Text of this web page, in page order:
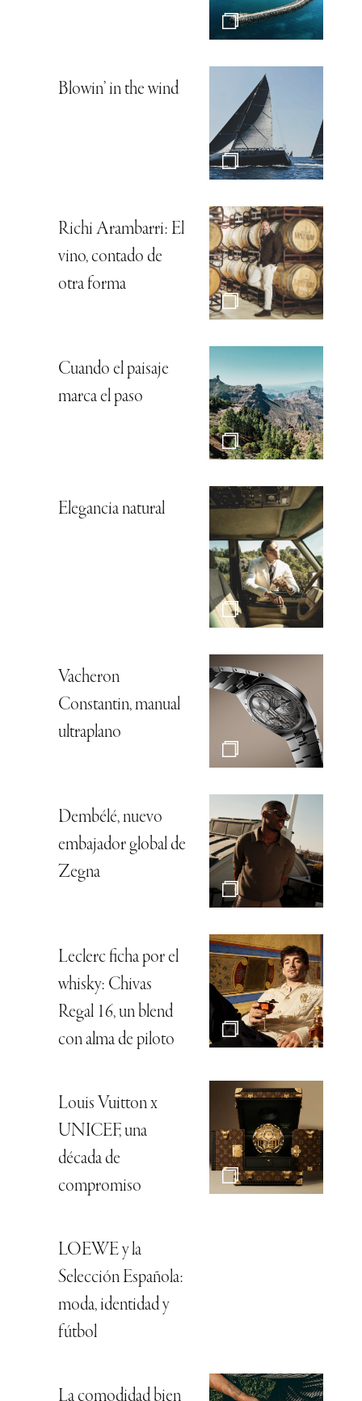
Blowin’ in the wind
Richi Arambarri: El
vino, contado de
otra forma
Cuando el paisaje
marca el paso
Elegancia natural
Vacheron
Constantin, manual
ultraplano
Dembélé, nuevo
embajador global de
Zegna
Leclerc ficha por el
whisky: Chivas
Regal 16, un blend
con alma de piloto
Louis Vuitton x
UNICEF, una
década de
compromiso
LOEWE y la
Selección Española:
moda, identidad y
fútbol
La comodidad bien